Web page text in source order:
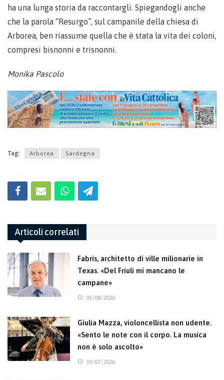
ha una lunga storia da raccontargli. Spiegandogli anche
che la parola “Resurgo”, sul campanile della chiesa di
Arborea, ben riassume quella che è stata la vita dei coloni,
compresi bisnonni e trisnonni.
Monika Pascolo
Tag: Arborea Sardegna
Articoli correlati
Fabris, architetto di ville milionarie in
Texas. «Del Friuli mi mancano le
campane»
03/08/2026
Giulia Mazza, violoncellista non udente.
«Sento le note con il corpo. La musica
non è solo ascolto»
30/07/2026